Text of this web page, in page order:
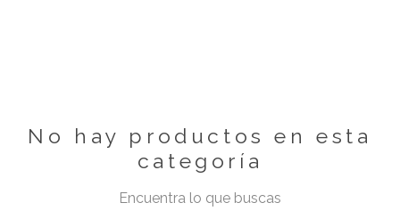
No hay productos en esta
categoría
Encuentra lo que buscas